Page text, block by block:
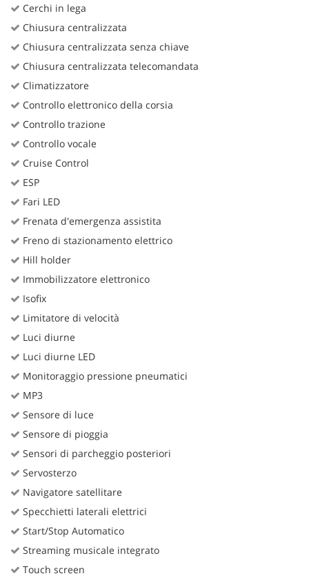
Cerchi in lega
Chiusura centralizzata
Chiusura centralizzata senza chiave
Chiusura centralizzata telecomandata
Climatizzatore
Controllo elettronico della corsia
Controllo trazione
Controllo vocale
Cruise Control
ESP
Fari LED
Frenata d'emergenza assistita
Freno di stazionamento elettrico
Hill holder
Immobilizzatore elettronico
Isofix
Limitatore di velocità
Luci diurne
Luci diurne LED
Monitoraggio pressione pneumatici
MP3
Sensore di luce
Sensore di pioggia
Sensori di parcheggio posteriori
Servosterzo
Navigatore satellitare
Specchietti laterali elettrici
Start/Stop Automatico
Streaming musicale integrato
Touch screen